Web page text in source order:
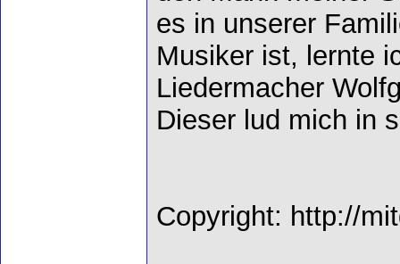
es in unserer
Musiker ist, lernte
Liedermacher
Dieser lud mich in
Copyright: http://